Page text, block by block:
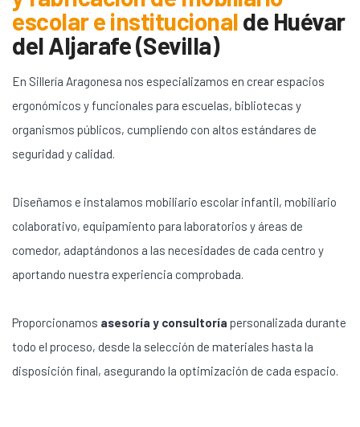
escolar e institucionalde Huévar
del Aljarafe (Sevilla)
En Sillería Aragonesa nos especializamos en crear espacios
ergonómicos y funcionales para escuelas, bibliotecas y
organismos públicos, cumpliendo con altos estándares de
seguridad y calidad.
Diseñamos e instalamos mobiliario escolar infantil, mobiliario
colaborativo, equipamiento para laboratorios y áreas de
comedor, adaptándonos a las necesidades de cada centro y
aportando nuestra experiencia comprobada.
Proporcionamos asesoría y consultoría personalizada durante
todo el proceso, desde la selección de materiales hasta la
disposición final, asegurando la optimización de cada espacio.